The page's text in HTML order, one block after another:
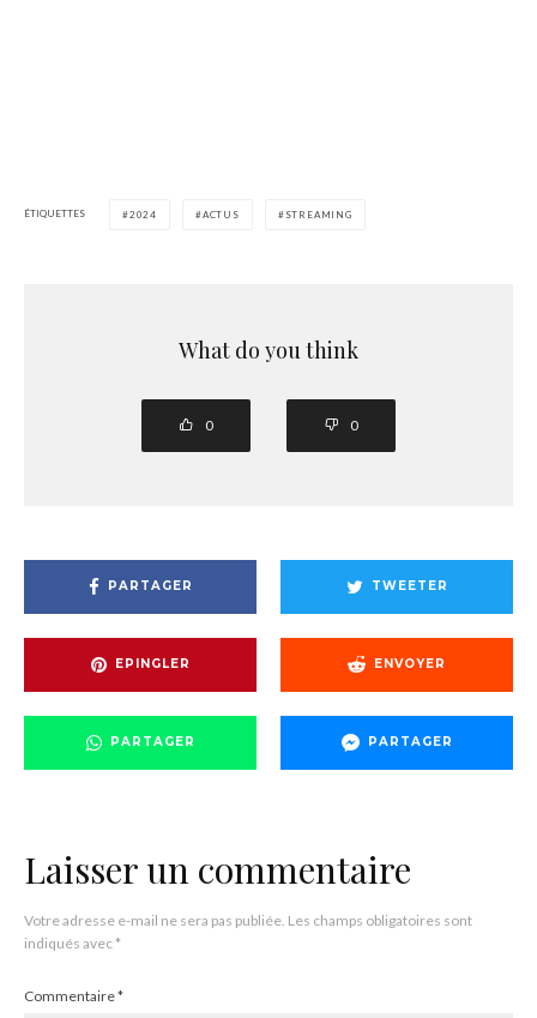
ÉTIQUETTES 2024 ACTUS STREAMING
What do you think
0 0
PARTAGER TWEETER
EPINGLER ENVOYER
PARTAGER PARTAGER
Laisser un commentaire
Votre adresse e-mail ne sera pas publiée. Les champs obligatoires sont
indiqués avec*
Commentaire*